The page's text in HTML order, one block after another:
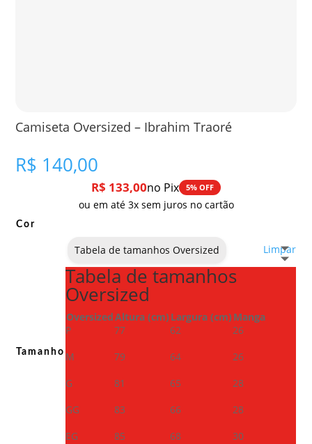
Camiseta Oversized – Ibrahim Traoré
R$ 140,00
R$ 133,00no Pix 5% OFF
ou em até 3x sem juros no cartão
Cor
Tamanho
Limpar
Tabela de tamanhos Oversized
Tabela de tamanhos
Oversized
OversizedAltura (cm) Largura (cm) Manga
P
77 62
26
M
79 64
26
G
81 65
28
GG
83 66
28
EG
85 68 30